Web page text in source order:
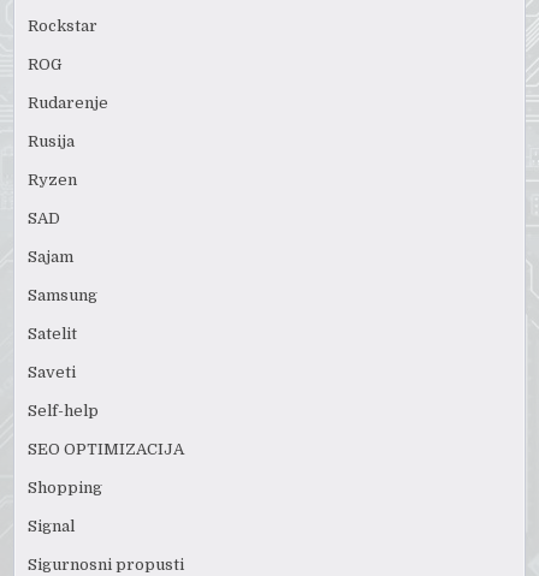
Rockstar
ROG
Rudarenje
Rusija
Ryzen
SAD
Sajam
Samsung
Satelit
Saveti
Self-help
SEO OPTIMIZACIJA
Shopping
Signal
Sigurnosni propusti